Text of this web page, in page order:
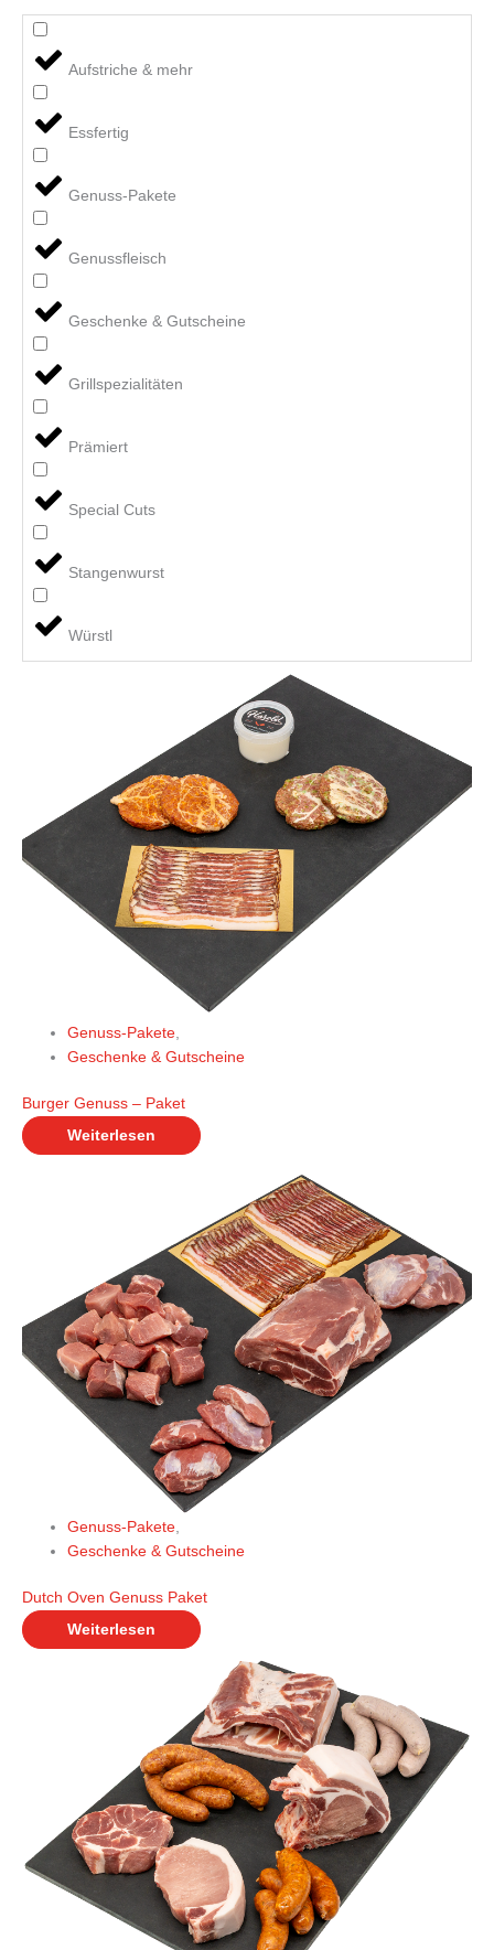
Aufstriche & mehr
Essfertig
Genuss-Pakete
Genussfleisch
Geschenke & Gutscheine
Grillspezialitäten
Prämiert
Special Cuts
Stangenwurst
Würstl
Genuss-Pakete
Geschenke & Gutscheine
Burger Genuss – Paket
Weiterlesen
Genuss-Pakete
Geschenke & Gutscheine
Dutch Oven Genuss Paket
Weiterlesen